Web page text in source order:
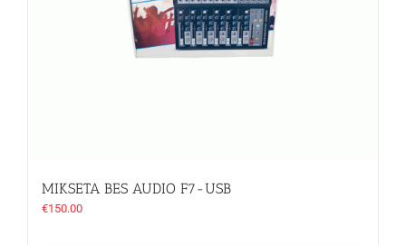
MIKSETA BES AUDIO F7-USB
€150.00